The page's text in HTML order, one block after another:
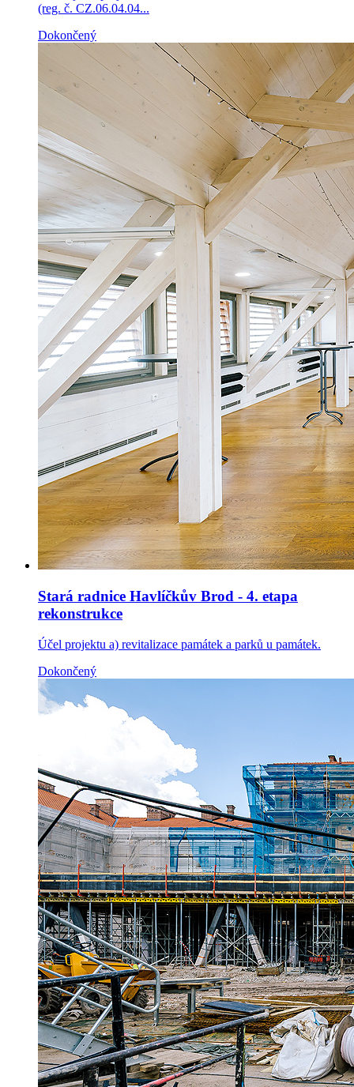
(reg. č. CZ.06.04.04...
Dokončený
Stará radnice Havlíčkův Brod - 4. etapa
rekonstrukce
Účel projektu a) revitalizace památek a parků u památek.
Dokončený